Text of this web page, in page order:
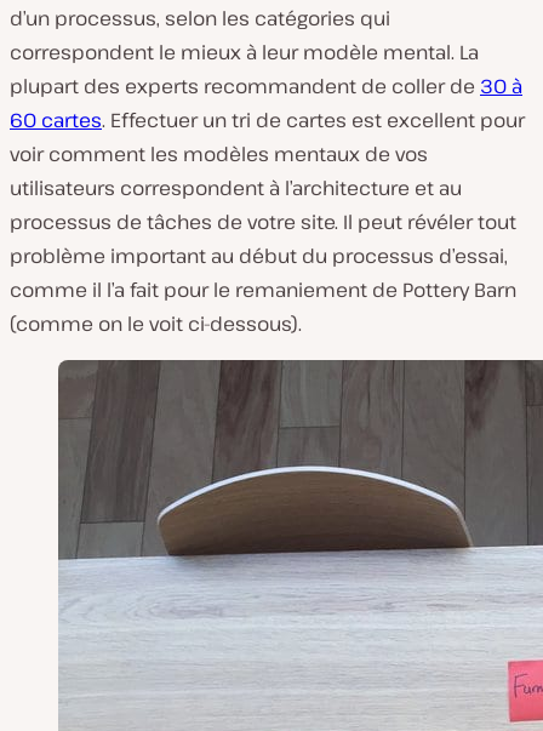
d’un processus, selon les catégories qui
correspondent le mieux à leur modèle mental. La
plupart des experts recommandent de coller de 30 à
60 cartes. Effectuer un tri de cartes est excellent pour
voir comment les modèles mentaux de vos
utilisateurs correspondent à l’architecture et au
processus de tâches de votre site. Il peut révéler tout
problème important au début du processus d’essai,
comme il l’a fait pour le remaniement de Pottery Barn
(comme on le voit ci-dessous).